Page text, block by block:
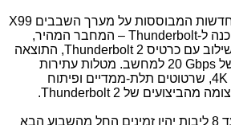
המבוססות על מערך השבבים X99
ל-Thunderbolt – המחבר המהיר,
עם כרטיס Thunderbolt 2, התוצאה
20 Gbps למחשב. מטלות עתירות
K
4, שרטוטים תלת-ממדיים ופיתוח
מהביצועים של Thunderbolt 2
.
3 דגמים חדשים עם 6 עד 8 ליבות יהיו זמינים החל מהשבוע הבא